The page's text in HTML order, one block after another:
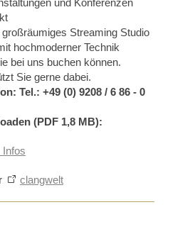
Streaming Studio
hochmoderner Technik
bei uns buchen können.
Sie gerne dabei.
Tel.: +49 (0) 9208 / 6 86 - 0
(PDF 1,8 MB):
clangwelt